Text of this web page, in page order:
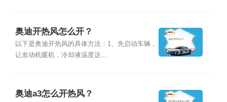
奥迪开热风怎么开？
以下是奥迪开热风的具体方法：1、先启动车辆，
让发动机暖机，冷却液温度达...
奥迪a3怎么开热风？